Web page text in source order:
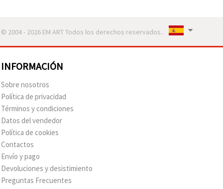
© 2004 - 2026 EM ART Todos los derechos reservados..
INFORMACIÓN
Sobre nosotros
Política de privacidad
Términos y condiciones
Datos del vendedor
Política de cookies
Contactos
Envío y pago
Devoluciones y desistimiento
Preguntas Frecuentes